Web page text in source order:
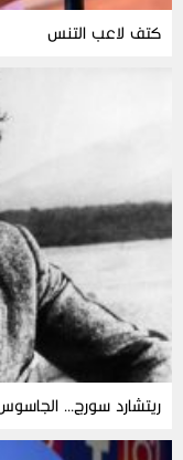
كتف لاعب التنس
ريتشارد سورج… الجاسوس